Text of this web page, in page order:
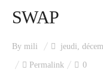
SWAP
By mili jeudi,
Permalink 0